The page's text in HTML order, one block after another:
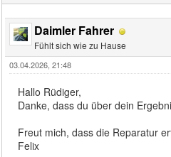
Daimler Fahrer
Fühlt sich wie zu Hause
03.04.2026, 21:48
Hallo Rüdiger,
Danke, dass du über dein
Freut mich, dass die Reparatur
Felix